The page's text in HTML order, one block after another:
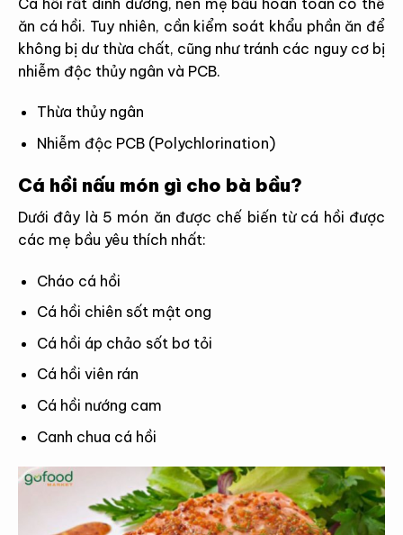
ăn cá hồi. Tuy nhiên, cần kiểm soát khẩu phần ăn để
không bị dư thừa chất, cũng như tránh các nguy cơ bị
nhiễm độc thủy ngân và PCB.
Thừa thủy ngân
Nhiễm độc PCB (Polychlorination)
Cá hồi nấu món gì cho bà bầu?
Dưới đây là 5 món ăn được chế biến từ cá hồi được
các mẹ bầu yêu thích nhất:
Cháo cá hồi
Cá hồi chiên sốt mật ong
Cá hồi áp chảo sốt bơ tỏi
Cá hồi viên rán
Cá hồi nướng cam
Canh chua cá hồi